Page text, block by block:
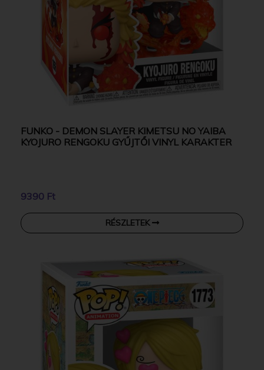
FUNKO - DEMON SLAYER KIMETSU NO YAIBA
KYOJURO RENGOKU GYŰJTŐI VINYL KARAKTER
9390 Ft
RÉSZLETEK